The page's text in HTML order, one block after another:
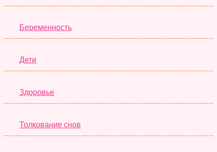
Беременность
Дети
Здоровье
Толкование снов